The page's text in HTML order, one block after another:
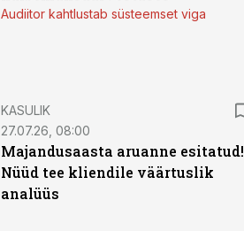
Audiitor kahtlustab süsteemset viga
KASULIK
27.07.26, 08:00
Majandusaasta aruanne esitatud!
Nüüd tee kliendile väärtuslik
analüüs